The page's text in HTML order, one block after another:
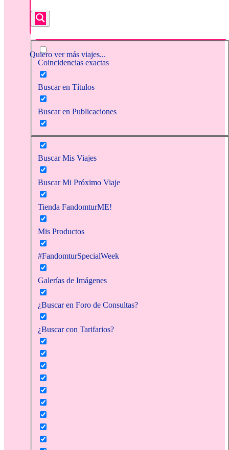
Quiero ver más viajes...
Coincidencias exactas
Buscar en Títulos
Buscar en Publicaciones
Buscar Mis Viajes
Buscar Mi Próximo Viaje
Tienda FandomturME!
Mis Productos
#FandomturSpecialWeek
Galerías de Imágenes
¿Buscar en Foro de Consultas?
¿Buscar con Tarifarios?